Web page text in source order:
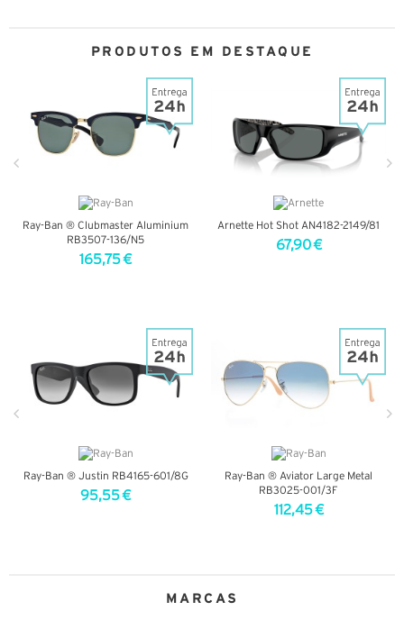
PRODUTOS EM DESTAQUE
Ray-Ban ® Clubmaster Aluminium
RB3507-136/N5
165,75 €
Arnette Hot Shot AN4182-2149/81
67,90 €
Ray-Ban ® Justin RB4165-601/8G
95,55 €
Ray-Ban ® Aviator Large Metal
RB3025-001/3F
112,45 €
MARCAS